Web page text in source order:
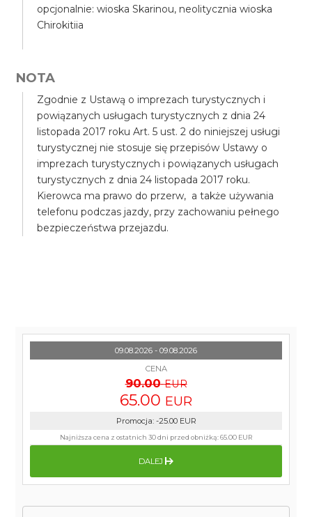
opcjonalnie: wioska Skarinou, neolitycznia wioska
Chirokitiia
NOTA
Zgodnie z Ustawą o imprezach turystycznych i
powiązanych usługach turystycznych z dnia 24
listopada 2017 roku Art. 5 ust. 2 do niniejszej usługi
turystycznej nie stosuje się przepisów Ustawy o
imprezach turystycznych i powiązanych usługach
turystycznych z dnia 24 listopada 2017 roku.
Kierowca ma prawo do przerw, a także używania
telefonu podczas jazdy, przy zachowaniu pełnego
bezpieczeństwa przejazdu.
09.08.2026 - 09.08.2026
CENA
90.00 EUR
65.00 EUR
Promocja: -25.00 EUR
Najniższa cena z ostatnich 30 dni przed obniżką:65.00 EUR
DALEJ